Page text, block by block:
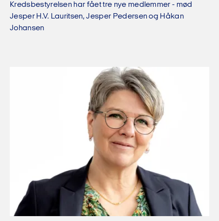
Kredsbestyrelsen har fået tre nye medlemmer - mød
Jesper H.V. Lauritsen, Jesper Pedersen og Håkan
Johansen